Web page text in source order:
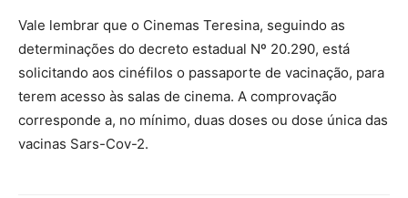
Vale lembrar que o Cinemas Teresina, seguindo as
determinações do decreto estadual Nº 20.290, está
solicitando aos cinéfilos o passaporte de vacinação, para
terem acesso às salas de cinema. A comprovação
corresponde a, no mínimo, duas doses ou dose única das
vacinas Sars-Cov-2.